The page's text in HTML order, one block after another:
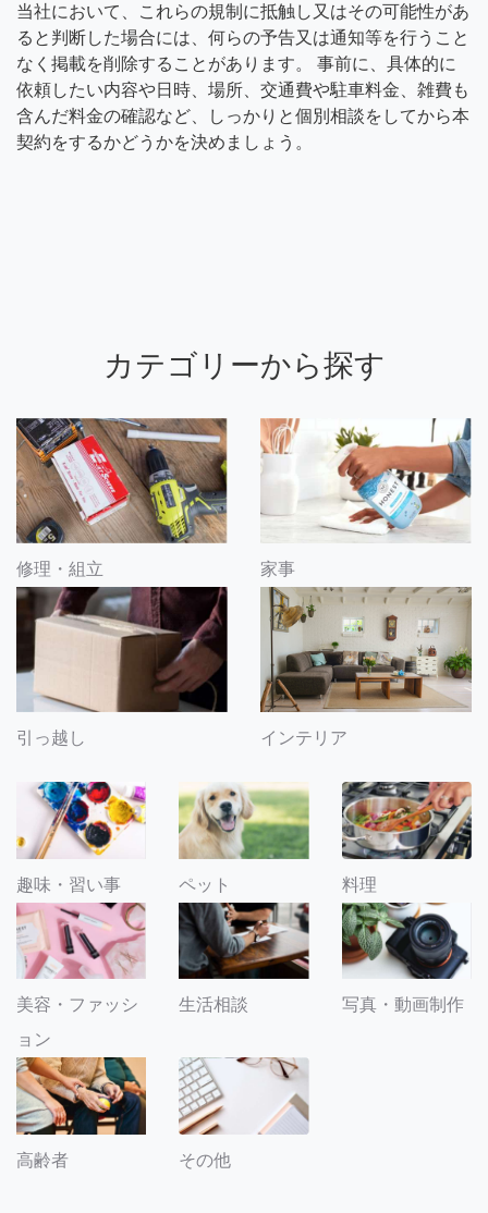
当社において、これらの規制に抵触し又はその可能性があ
ると判断した場合には、何らの予告又は通知等を行うこと
なく掲載を削除することがあります。 事前に、具体的に
依頼したい内容や日時、場所、交通費や駐車料金、雑費も
含んだ料金の確認など、しっかりと個別相談をしてから本
契約をするかどうかを決めましょう。
カテゴリーから探す
修理・組立 家事
引っ越し インテリア
趣味・習い事 ペット 料理
美容・ファッシ
ョン
生活相談 写真・動画制作
高齢者 その他